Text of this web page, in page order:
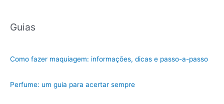
Guias
Como fazer maquiagem: informações, dicas e passo-a-passo
Perfume: um guia para acertar sempre